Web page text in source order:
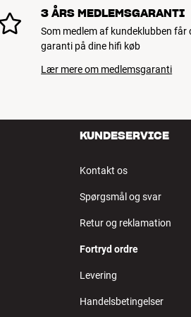
3 ÅRS MEDLEMSGARANTI
Som medlem af kundeklubben får
garanti på dine hifi køb
Lær mere om medlemsgaranti
KUNDESERVICE
Kontakt os
Spørgsmål og svar
Retur og reklamation
Fortryd ordre
Levering
Handelsbetingelser